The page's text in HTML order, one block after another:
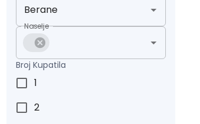
Naselje
Broj Kupatila
1
2